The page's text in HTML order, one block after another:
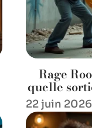
Rage
quelle
22 juin 2026